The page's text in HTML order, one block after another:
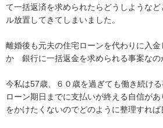
て一括返済を求められたらどうしような
ル放置してきてしまいました。
離婚後も元夫の住宅ローンを代わりに入
か　銀行に一括返金を求められる事案なの
今私は57歳、６０歳を過ぎても働き続け
ローン期日までに支払いが終える自信が
をかけたくないのでどのように整理すれば